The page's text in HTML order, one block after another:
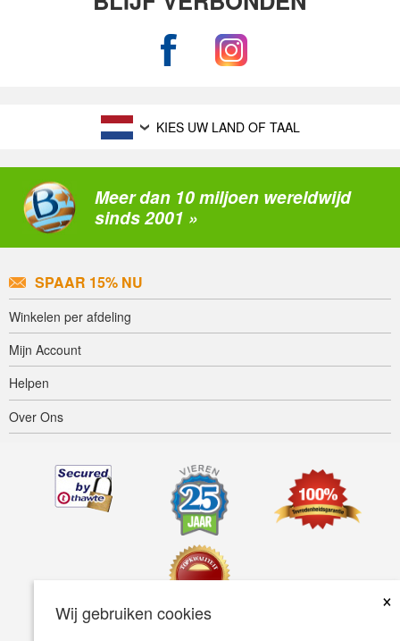
Wij gebruiken cookies
×
KIES UW LAND OF TAAL
Meer dan 10 miljoen wereldwijd
sinds 2001 »
SPAAR 15% NU
Winkelen per afdeling
Mijn Account
Helpen
Over Ons